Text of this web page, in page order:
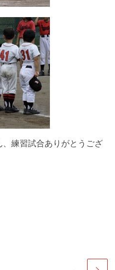
練習試合ありがとうござ